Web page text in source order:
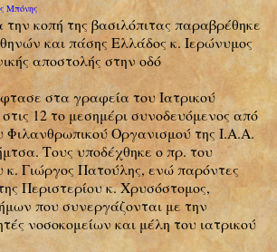
Μπόνης
κοπή της βασιλόπιτας παραβρέθηκε
και πάσης Ελλάδος κ. Ιερώνυμος
αποστολής στην οδό
στα γραφεία του Ιατρικού
12 το μεσημέρι συνοδευόμενος από
Φιλανθρωπικού Οργανισμού της Ι.Α.Α.
Τους υποδέχθηκε ο πρ. του
κ. Γιώργος Πατούλης, ενώ παρόντες
Περιστερίου κ. Χρυσόστομος,
που συνεργάζονται με την
νοσοκομείων και μέλη του ιατρικού